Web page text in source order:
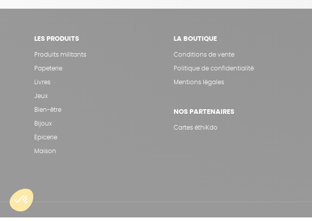
LES PRODUITS
Produits militants
Papeterie
Livres
Jeux
Bien-être
Bijoux
Epicerie
Maison
LA BOUTIQUE
Conditions de vente
Politique de confidentialité
Mentions légales
NOS PARTENAIRES
Cartes éthiKdo